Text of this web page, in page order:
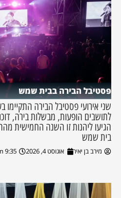
פסטיבל הבירה בבית שמש
שני אירועי פסטיבל הבירה התקיימו
לתושבים הופעות, מבשלות בירה,
הגיעו ליהנות זו השנה החמישית
בית שמש
מירב בן יאיר אוגוסט 4, 2026 9:35 pm